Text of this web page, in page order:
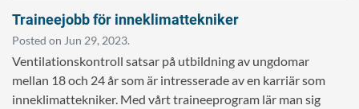
Traineejobb för inneklimattekniker
Posted on Jun 29, 2023.
Ventilationskontroll satsar på utbildning av ungdomar
mellan 18 och 24 år som är intresserade av en karriär som
inneklimattekniker. Med vårt traineeprogram lär man sig